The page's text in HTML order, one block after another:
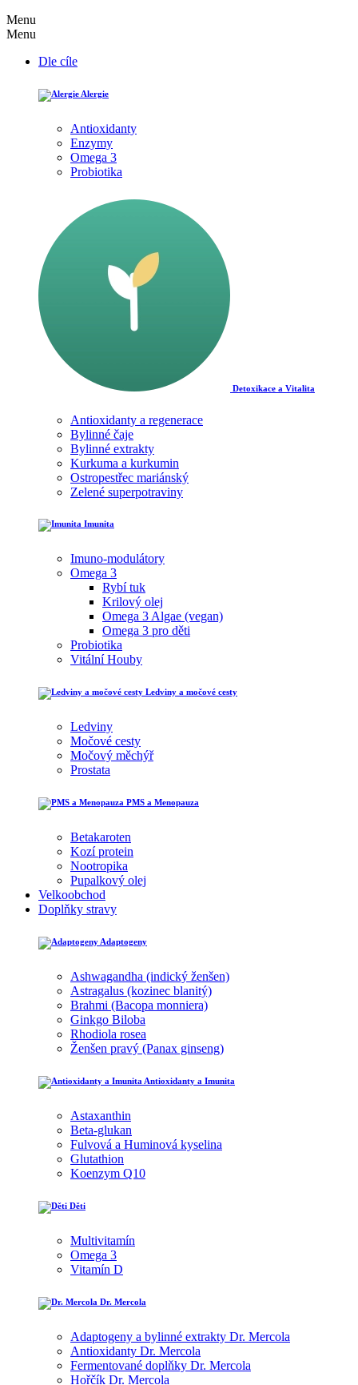
Menu
Menu
Dle cíle
Alergie
Antioxidanty
Enzymy
Omega 3
Probiotika
Detoxikace a Vitalita
Antioxidanty a regenerace
Bylinné čaje
Bylinné extrakty
Kurkuma a kurkumin
Ostropestřec mariánský
Zelené superpotraviny
Imunita
Imuno-modulátory
Omega 3
Rybí tuk
Krilový olej
Omega 3 Algae (vegan)
Omega 3 pro děti
Probiotika
Vitální Houby
Ledviny a močové cesty
Ledviny
Močové cesty
Močový měchýř
Prostata
PMS a Menopauza
Betakaroten
Kozí protein
Nootropika
Pupalkový olej
Velkoobchod
Doplňky stravy
Adaptogeny
Ashwagandha (indický ženšen)
Astragalus (kozinec blanitý)
Brahmi (Bacopa monniera)
Ginkgo Biloba
Rhodiola rosea
Ženšen pravý (Panax ginseng)
Antioxidanty a Imunita
Astaxanthin
Beta-glukan
Fulvová a Huminová kyselina
Glutathion
Koenzym Q10
Děti
Multivitamín
Omega 3
Vitamín D
Dr. Mercola
Adaptogeny a bylinné extrakty Dr. Mercola
Antioxidanty Dr. Mercola
Fermentované doplňky Dr. Mercola
Hořčík Dr. Mercola